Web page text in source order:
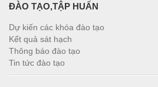
ĐÀO TẠO,TẬP HUẤN
Dự kiến các khóa đào tạo
Kết quả sát hạch
Thông báo đào tạo
Tin tức đào tạo